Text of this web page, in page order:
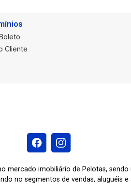
Cliente
mercado imobiliário de Pelotas,
no segmentos de vendas, aluguéis